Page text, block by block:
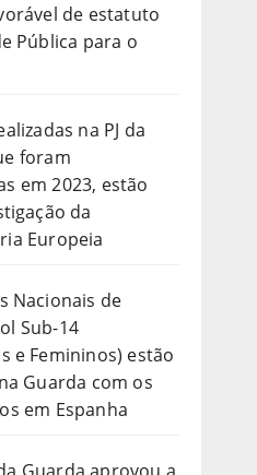
de estatuto
Pública para o
na PJ da
foram
em 2023, estão
da
Europeia
Nacionais de
Sub-14
e Femininos) estão
Guarda com os
em Espanha